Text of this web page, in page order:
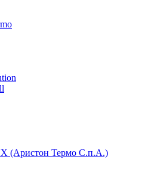
(Аристон Термо С.п.А.)